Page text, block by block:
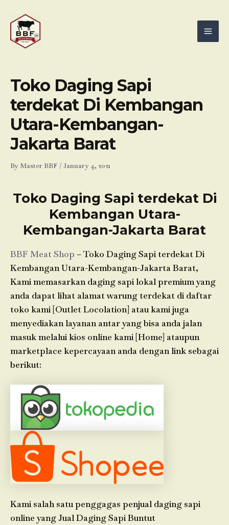
content
Toko Daging Sapi
terdekat Di Kembangan
Utara-Kembangan-
Jakarta Barat
By Master BBF /January 4, 2021
Toko Daging Sapi terdekat Di
Kembangan Utara-
Kembangan-Jakarta Barat
BBF Meat Shop – Toko Daging Sapi terdekat Di
Kembangan Utara-Kembangan-Jakarta Barat,
Kami memasarkan daging sapi lokal premium yang
anda dapat lihat alamat warung terdekat di daftar
toko kami [Outlet Locolation] atau kami juga
menyediakan layanan antar yang bisa anda jalan
masuk melalui kios online kami [Home] ataupun
marketplace kepercayaan anda dengan link sebagai
berikut:
Kami salah satu penggagas penjual daging sapi
online yang Jual Daging Sapi Buntut